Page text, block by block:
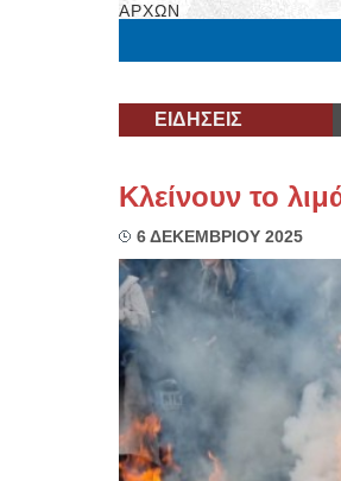
ΑΡΧΩΝ
ΕΙΔΗΣΕΙΣ
Κλείνουν το
6 ΔΕΚΕΜΒΡΙΟΥ 2025